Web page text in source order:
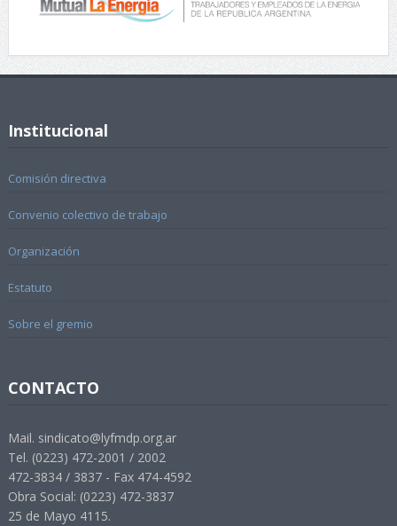
Institucional
Comisión directiva
Convenio colectivo de trabajo
Organización
Estatuto
Sobre el gremio
CONTACTO
Mail. sindicato@lyfmdp.org.ar
Tel. (0223) 472-2001 / 2002
472-3834 / 3837 - Fax 474-4592
Obra Social: (0223) 472-3837
25 de Mayo 4115.